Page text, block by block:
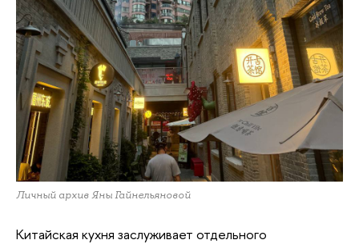
Личный архив Яны Гайнельяновой
Китайская кухня заслуживает отдельного